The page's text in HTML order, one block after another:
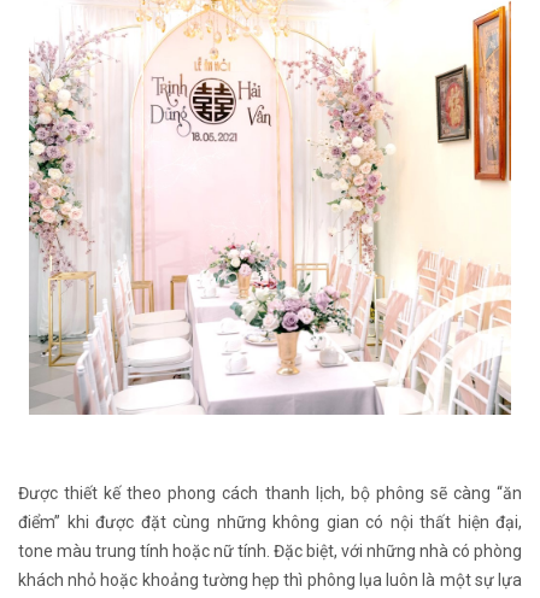
Được thiết kế theo phong cách thanh lịch, bộ phông sẽ càng “ăn
điểm” khi được đặt cùng những không gian có nội thất hiện đại,
tone màu trung tính hoặc nữ tính. Đặc biệt, với những nhà có phòng
khách nhỏ hoặc khoảng tường hẹp thì phông lụa luôn là một sự lựa